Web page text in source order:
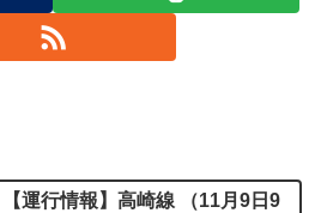
【運行情報】高崎線 （11月9日9